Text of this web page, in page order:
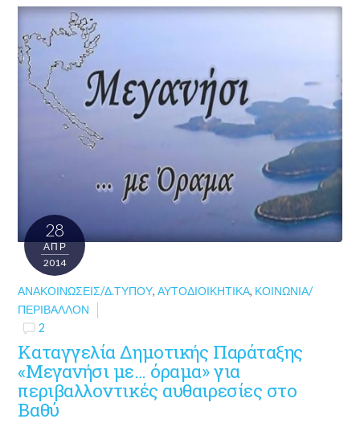
28
ΑΠΡ
2014
ΑΝΑΚΟΙΝΏΣΕΙΣ/Δ.ΤΎΠΟΥ,ΑΥΤΟΔΙΟΙΚΗΤΙΚΆ, ΚΟΙΝΩΝΊΑ/
ΠΕΡΙΒΆΛΛΟΝ
2
Καταγγελία Δημοτικής Παράταξης
«Μεγανήσι με… όραμα» για
περιβαλλοντικές αυθαιρεσίες στο
Βαθύ